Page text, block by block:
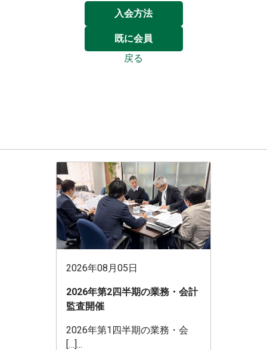
入会方法
既に会員
戻る
2026年08月05日
2026年第2四半期の業務・会計
監査開催
2026年第1四半期の業務・会
[…]...